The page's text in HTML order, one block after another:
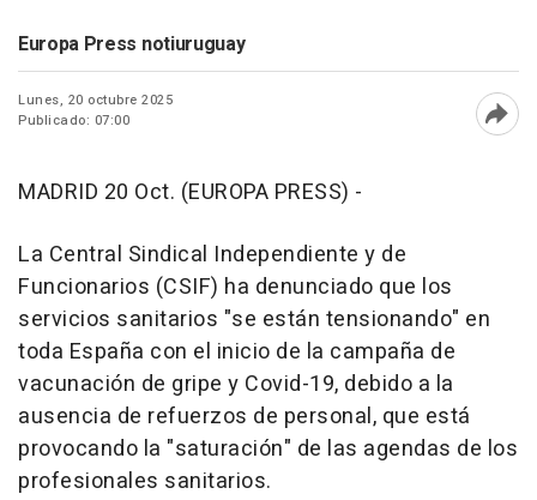
Europa Press notiuruguay
Lunes, 20 octubre 2025
Publicado: 07:00
MADRID 20 Oct. (EUROPA PRESS) -
La Central Sindical Independiente y de
Funcionarios (CSIF) ha denunciado que los
servicios sanitarios "se están tensionando" en
toda España con el inicio de la campaña de
vacunación de gripe y Covid-19, debido a la
ausencia de refuerzos de personal, que está
provocando la "saturación" de las agendas de los
profesionales sanitarios.